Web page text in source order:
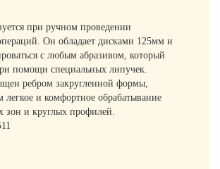
при ручном проведении
Он обладает дисками 125мм и
с любым абразивом, который
помощи специальных липучек.
ребром закругленной формы,
и комфортное обрабатывание
зон и круглых профилей.